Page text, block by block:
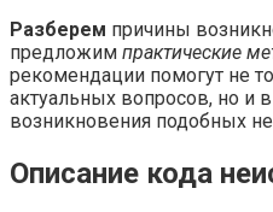
Разберем причины
предложим практические
рекомендации помогут не
актуальных вопросов, но и
возникновения подобных
Описание кода